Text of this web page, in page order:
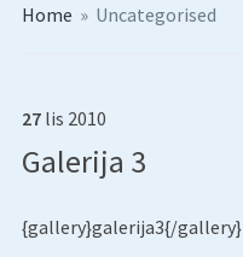
Home » Uncategorised
27 lis 2010
Galerija 3
{gallery}galerija3{/gallery}